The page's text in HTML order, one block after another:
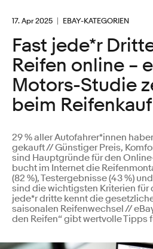
17. Apr 2025 EBAY-KATEGORIEN
Fast jede*r
Reifen online –
Motors-Studie
beim Reifenkauf
29 % aller Autofahrer*innen
gekauft // Günstiger Preis,
sind Hauptgründe für den
bucht im Internet die
(82 %), Testergebnisse (43 %)
sind die wichtigsten Kriterien für
jede*r dritte kennt die
saisonalen Reifenwechsel //
den Reifen“ gibt wertvolle Tipps